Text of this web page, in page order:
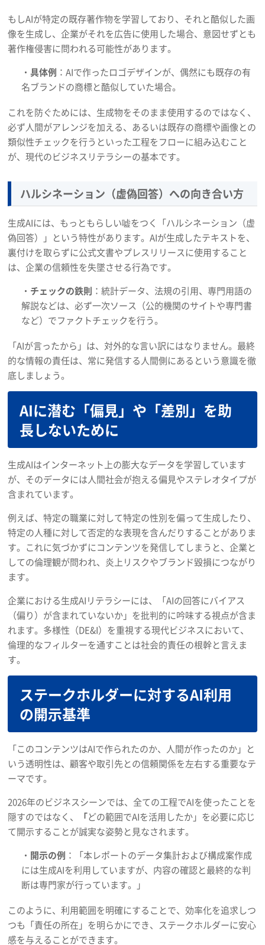
もしAIが特定の既存著作物を学習しており、それと酷似した画
像を生成し、企業がそれを広告に使用した場合、意図せずとも
著作権侵害に問われる可能性があります。
・ 具体例 ：AIで作ったロゴデザインが、偶然にも既存の有
名ブランドの商標と酷似していた場合。
これを防ぐためには、生成物をそのまま使用するのではなく、
必ず人間がアレンジを加える、あるいは既存の商標や画像との
類似性チェックを行うといった工程をフローに組み込むこと
が、現代のビジネスリテラシーの基本です。
ハルシネーション（虚偽回答）への向き合い方
生成AIには、もっともらしい嘘をつく「ハルシネーション（虚
偽回答）」という特性があります。AIが生成したテキストを、
裏付けを取らずに公式文書やプレスリリースに使用すること
は、企業の信頼性を失墜させる行為です。
・ チェックの鉄則 ：統計データ、法規の引用、専門用語の
解説などは、必ず一次ソース（公的機関のサイトや専門書
など）でファクトチェックを行う。
「AIが言ったから」は、対外的な言い訳にはなりません。最終
的な情報の責任は、常に発信する人間側にあるという意識を徹
底しましょう。
AIに潜む「偏見」や「差別」を助
長しないために
生成AIはインターネット上の膨大なデータを学習しています
が、そのデータには人間社会が抱える偏見やステレオタイプが
含まれています。
例えば、特定の職業に対して特定の性別を偏って生成したり、
特定の人種に対して否定的な表現を含んだりすることがありま
す。これに気づかずにコンテンツを発信してしまうと、企業と
しての倫理観が問われ、炎上リスクやブランド毀損につながり
ます。
企業における生成AIリテラシーには、「AIの回答にバイアス
（偏り）が含まれていないか」を批判的に吟味する視点が含ま
れます。多様性（DE&I）を重視する現代ビジネスにおいて、
倫理的なフィルターを通すことは社会的責任の根幹と言えま
す。
ステークホルダーに対するAI利用
の開示基準
「このコンテンツはAIで作られたのか、人間が作ったのか」と
いう透明性は、顧客や取引先との信頼関係を左右する重要なテ
ーマです。
2026年のビジネスシーンでは、全ての工程でAIを使ったことを
隠すのではなく、
「どの範囲でAIを活用したか」を必要に応じ
て開示することが誠実な姿勢と見なされます。
・ 開示の例 ：「本レポートのデータ集計および構成案作成
には生成AIを利用していますが、内容の確認と最終的な判
断は専門家が行っています。」
このように、利用範囲を明確にすることで、効率化を追求しつ
つも「責任の所在」を明らかにでき、ステークホルダーに安心
感を与えることができます。